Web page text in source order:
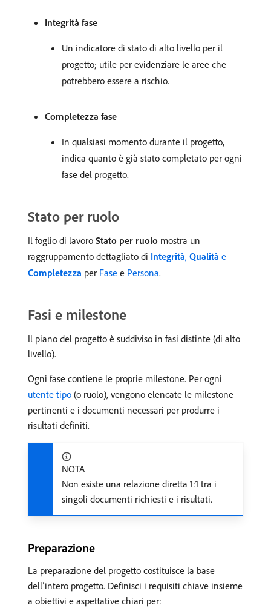
Integrità fase
Un indicatore di stato di alto livello per il
progetto; utile per evidenziare le aree che
potrebbero essere a rischio.
Completezza fase
In qualsiasi momento durante il progetto,
indica quanto è già stato completato per ogni
fase del progetto.
Stato per ruolo
Il foglio di lavoro Stato per ruolo mostra un
raggruppamento dettagliato di Integrità, Qualità e
Completezza per Fase e Persona.
Fasi e milestone
Il piano del progetto è suddiviso in fasi distinte (di alto
livello).
Ogni fase contiene le proprie milestone. Per ogni
utente tipo (o ruolo), vengono elencate le milestone
pertinenti e i documenti necessari per produrre i
risultati definiti.
NOTA
Non esiste una relazione diretta 1:1 tra i
singoli documenti richiesti e i risultati.
Preparazione
La preparazione del progetto costituisce la base
dell’intero progetto. Definisci i requisiti chiave insieme
a obiettivi e aspettative chiari per: